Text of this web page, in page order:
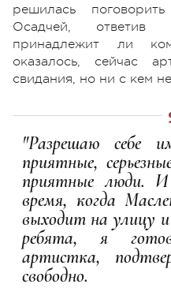
решилась
Осадчей,
принадлежит ли
оказалось, сейчас
свидания, но ни с кем
"Разрешаю себе
приятные,
приятные люди.
время, когда
выходит на улицу
ребята, я
артистка,
свободно.